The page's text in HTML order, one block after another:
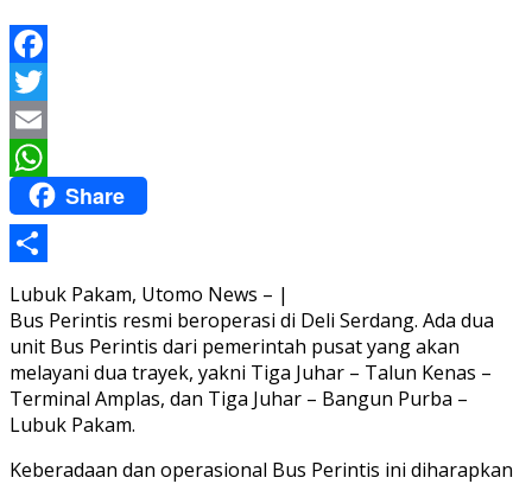
Facebook
Twitter
Email
WhatsApp
Share
Share
Lubuk Pakam, Utomo News – |
Bus Perintis resmi beroperasi di Deli Serdang. Ada dua
unit Bus Perintis dari pemerintah pusat yang akan
melayani dua trayek, yakni Tiga Juhar – Talun Kenas –
Terminal Amplas, dan Tiga Juhar – Bangun Purba –
Lubuk Pakam.
Keberadaan dan operasional Bus Perintis ini diharapkan